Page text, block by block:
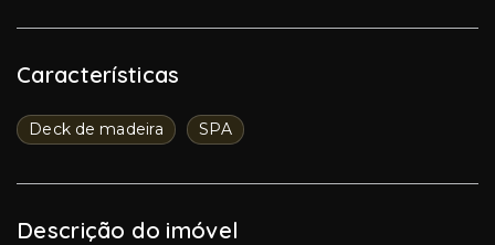
Características
Deck de madeira SPA
Descrição do imóvel